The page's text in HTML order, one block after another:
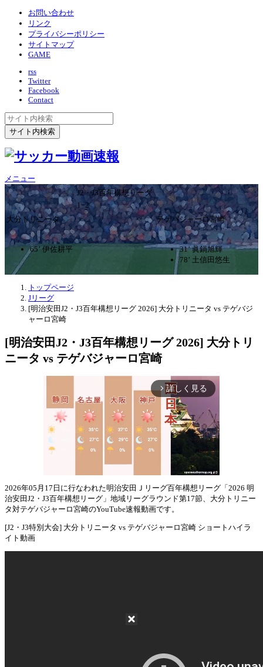
お問い合わせ
リンク
プライバシーポリシー
サイトマップ
GAME
rss
Twitter
Facebook
Contact
メニュー
J2・J3百年構想リーグ
1ｰ2
大分トリニータ
テゲバジャーロ宮崎
65’ 伊佐耕平
31’ 眞鍋旭輝
78’ 土信田悠生
トップページ
Jリーグ
[明治安田J2・J3百年構想リーグ 2026] 大分トリニータ vs テゲバジ
ャーロ宮崎
[明治安田J2・J3百年構想リーグ 2026] 大分トリ
ニータ vs テゲバジャーロ宮崎
arrow_forward_ios 詳しく見る
2026年05月17日に行なわれた明治安田Ｊリーグ百年構想リーグ「2026 明
治安田J2・J3百年構想リーグ」地域リーグラウンド第17節、大分トリニー
タ対テゲバジャーロ宮崎のYouTube速報動画です。
[J2・J3特別大会] 大分トリニータ vs テゲバジャーロ宮崎 ショートハイラ
イト動画